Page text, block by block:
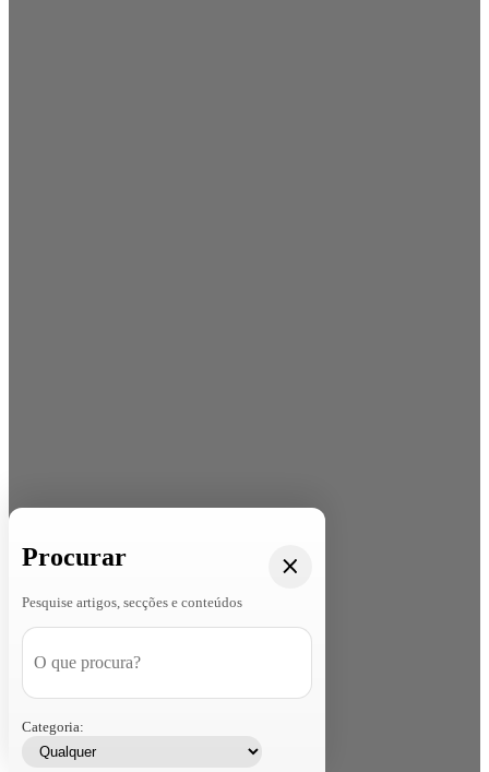
Procurar
Pesquise artigos, secções e conteúdos
Categoria: